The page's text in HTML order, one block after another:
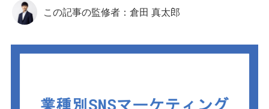
この記事の監修者：倉田 真太郎